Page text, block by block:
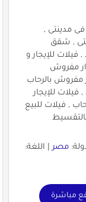
مدينتى ,
, شقق
للإيجار و
مفروش
مفروش بالرحاب
للإيجار
, فيلات للبيع
مصر| اللغة:
مباشرة